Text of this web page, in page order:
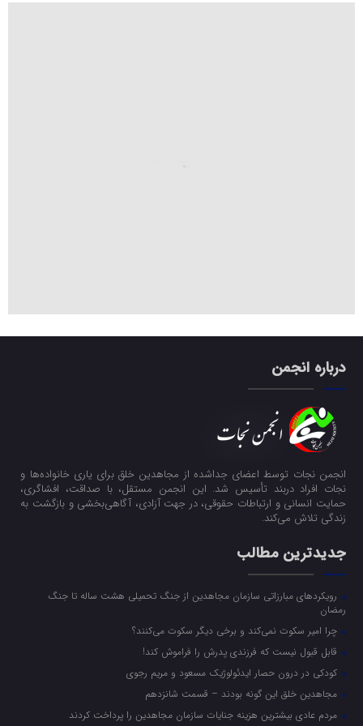
درباره انجمن
انجمن نجات توسط اعضای جداشده از مجاهدین خلق برای یاری خانواده‌ها و
نجات افراد دربند تأسیس شد. این انجمن مستقل، با صداقت، افشاگری،
حمایت انسانی و ارتباطات حقوقی، در جهت آزادی، آگاهی‌بخشی و بازگشت به
زندگی تلاش می‌کند.
جدیدترین مطالب
رویکرد‌های مبارزاتی سازمان مجاهدین از جنگ تحمیلی هشت ساله تا جنگ
رمضان
چرا امیر سکوت نمی‌کند و برخی دیگر سکوت می‌کنند؟
قابل قبول نیست که فرزندی پدرش را فراموش کند!
کودکی در درون حصار ایدئولوژیک مسعود و مریم رجوی
مجاهدین خلق این گونه بودند – قسمت شانزدهم
مردم عادی بیشترین هزینه جنایات سازمان مجاهدین را پرداخت کردند